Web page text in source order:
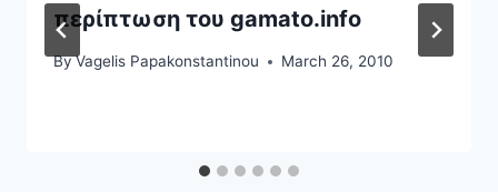
περίπτωση του gamato.info
ByVagelis Papakonstantinou March 26, 2010